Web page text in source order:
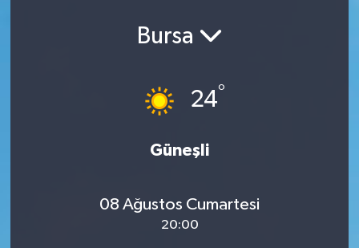
Bursa
24°
Güneşli
08 Ağustos Cumartesi
20:00